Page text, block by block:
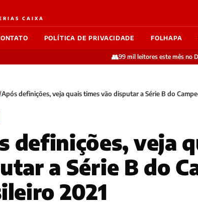
CAIXA
POLÍTICA DE PRIVACIDADE FOLHAPA
👥99 mil leitores este mês no
Após definições, veja quais times vão disputar a Série B do
definições, veja
a Série B do
2021